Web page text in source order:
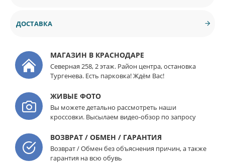
ДОСТАВКА
МАГАЗИН В КРАСНОДАРЕ
Северная 258, 2 этаж. Район центра, остановка
Тургенева. Есть парковка! Ждём Вас!
ЖИВЫЕ ФОТО
Вы можете детально рассмотреть наши
кроссовки. Высылаем видео-обзор по запросу
ВОЗВРАТ / ОБМЕН / ГАРАНТИЯ
Возврат / Обмен без объяснения причин, а также
гарантия на всю обувь